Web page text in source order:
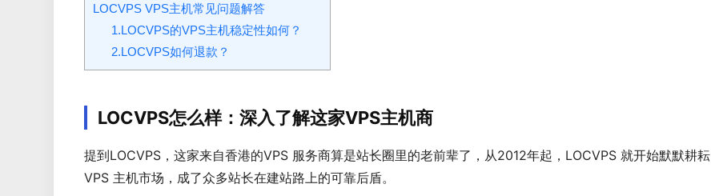
LOCVPS VPS主机常见问题解答
1.LOCVPS的VPS主机稳定性如何？
2.LOCVPS如何退款？
LOCVPS怎么样：深入了解这家VPS主机商
提到LOCVPS，这家来自香港的VPS 服务商算是站长圈里的老前辈了，从2012年起，LOCVPS 就开始默默耕耘
VPS 主机市场，成了众多站长在建站路上的可靠后盾。